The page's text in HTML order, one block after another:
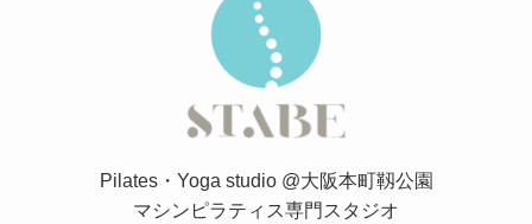
Pilates・Yoga studio @大阪本町靱公園
マシンピラティス専門スタジオ